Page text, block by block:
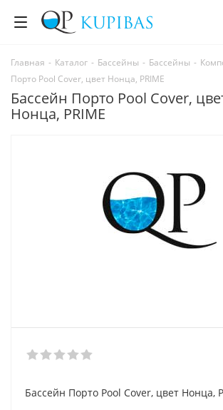
Главная - Каталог - Бассейны - Бассейны -
Порто Pool Cover, цвет Нонца, PRIME
Бассейн Порто Pool Cover,
Нонца, PRIME
Бассейн Порто Pool Cover, цвет Нонца,